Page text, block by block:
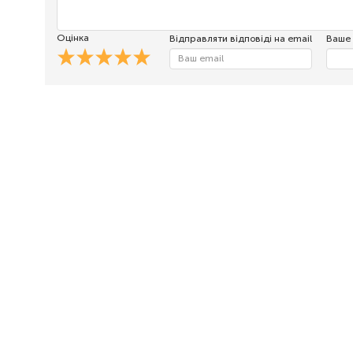
Оцінка Відправляти відповіді на email Ваше